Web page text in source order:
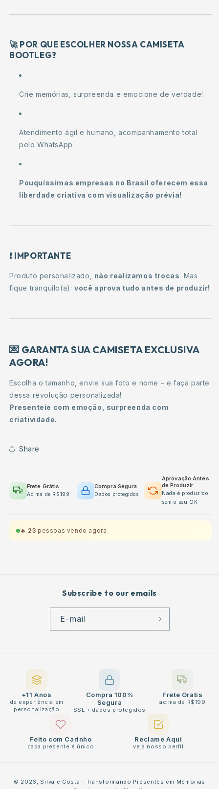
🚀POR QUE ESCOLHER NOSSA CAMISETA
BOOTLEG?
Crie memórias, surpreenda e emocione de verdade!
Atendimento ágil e humano, acompanhamento total
pelo WhatsApp
Pouquíssimas empresas no Brasil oferecem essa
liberdade criativa com visualização prévia!
❗ IMPORTANTE
Produto personalizado, não realizamos trocas. Mas
fique tranquilo(a): você aprova tudo antes de produzir!
💌 GARANTA SUA CAMISETA EXCLUSIVA
AGORA!
Escolha o tamanho, envie sua foto e nome – e faça parte
dessa revolução personalizada!
Presenteie com emoção, surpreenda com
criatividade.
Share
Frete Grátis
Acima de R$199
Compra Segura
Dados protegidos
Aprovação Antes
de Produzir
Nada é produzido
sem o seu OK
🔥 23 pessoas vendo agora
Subscribe to our emails
E-mail
+11 Anos
de experiência em
personalização
Compra 100%
Segura
SSL + dados protegidos
Frete Grátis
acima de R$199
Feito com Carinho
cada presente é único
Reclame Aqui
veja nosso perfil
© 2026, Silva e Costa - Transformando Presentes em Memorias